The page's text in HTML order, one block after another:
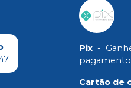
Pix -
Cartão de